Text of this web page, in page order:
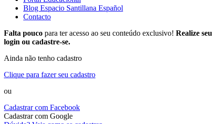
Blog Espacio Santillana Español
Contacto
Falta pouco para ter acesso ao seu conteúdo exclusivo! Realize seu
login ou cadastre-se.
Ainda não tenho cadastro
Clique para fazer seu cadastro
ou
Cadastrar com Facebook
Cadastrar com Google